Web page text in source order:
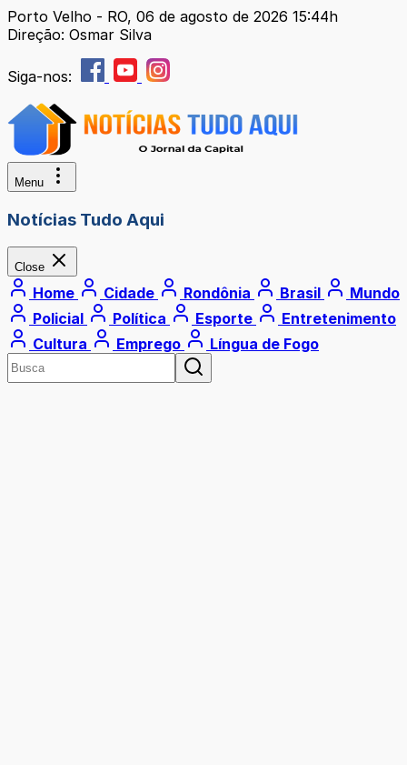
Porto Velho - RO, 06 de agosto de 2026 15:44h
Direção: Osmar Silva
Siga-nos:
Menu
Notícias Tudo Aqui
Close
Home Cidade Rondônia Brasil
Mundo
Policial
Política Esporte
Entretenimento
Cultura
Emprego Língua de Fogo